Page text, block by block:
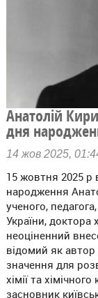
Анатолій
дня
14 жов 2025,
15 жовтня 2025 р
народження
ученого,
України, доктора
неоціненний
відомий як
значення для
хімії та
засновник